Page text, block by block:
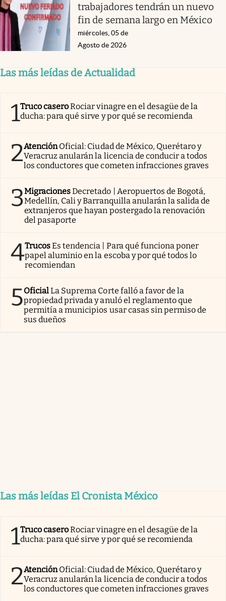
trabajadores tendrán un nuevo
fin de semana largo en México
miércoles, 05 de
Agosto de 2026
Las más leídas de Actualidad
1Truco caseroRociar vinagre en el desagüe de la
ducha: para qué sirve y por qué se recomienda
2AtenciónOficial: Ciudad de México, Querétaro y
Veracruz anularán la licencia de conducir a todos
los conductores que cometen infracciones graves
3MigracionesDecretado | Aeropuertos de Bogotá,
Medellín, Cali y Barranquilla anularán la salida de
extranjeros que hayan postergado la renovación
del pasaporte
4TrucosEs tendencia | Para qué funciona poner
papel aluminio en la escoba y por qué todos lo
recomiendan
5OficialLa Suprema Corte falló a favor de la
propiedad privada y anuló el reglamento que
permitía a municipios usar casas sin permiso de
sus dueños
Las más leídas El Cronista México
1Truco caseroRociar vinagre en el desagüe de la
ducha: para qué sirve y por qué se recomienda
2AtenciónOficial: Ciudad de México, Querétaro y
Veracruz anularán la licencia de conducir a todos
los conductores que cometen infracciones graves